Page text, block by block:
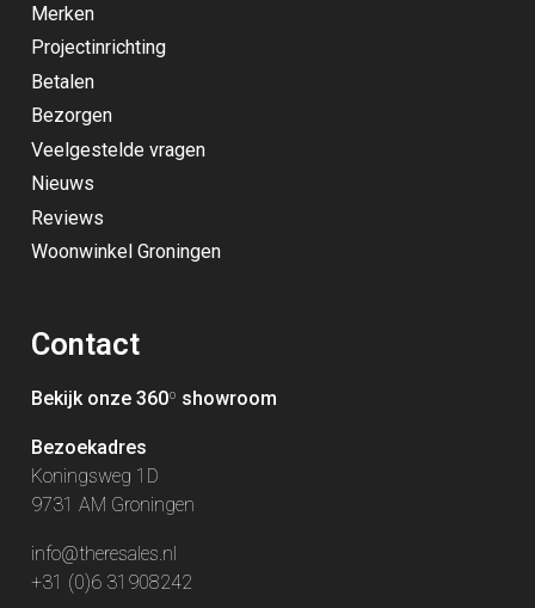
Merken
Projectinrichting
Betalen
Bezorgen
Veelgestelde vragen
Nieuws
Reviews
Woonwinkel Groningen
Contact
Bekijk onze 360º showroom
Bezoekadres
Koningsweg 1D
9731 AM Groningen
info@theresales.nl
+31 (0)6 31908242